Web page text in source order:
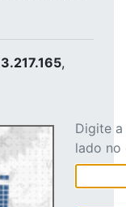
,
Digite
lado no